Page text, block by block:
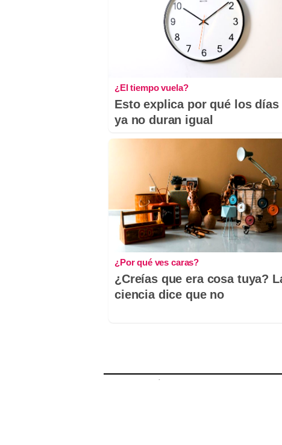
¿El tiempo vuela?
Esto explica por qué los días
ya no duran igual
¿Por qué ves caras?
¿Creías que era cosa tuya?
ciencia dice que no
Comentarios